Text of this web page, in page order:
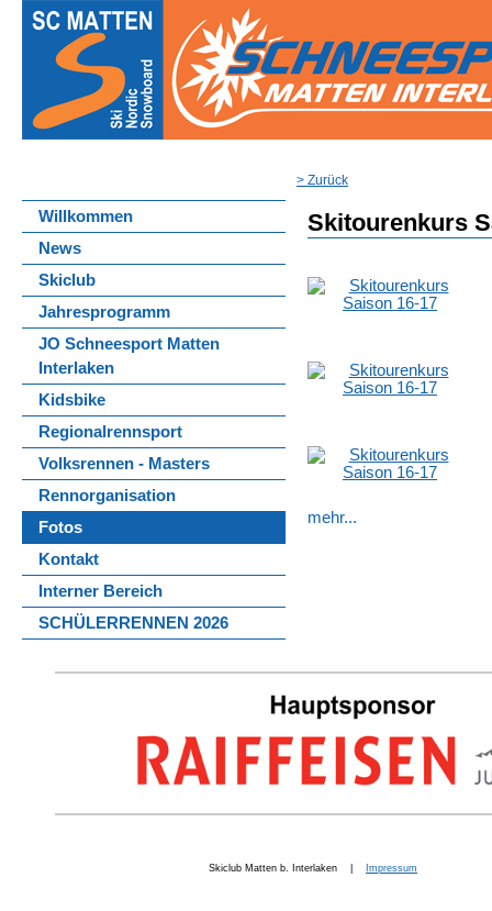
Willkommen
News
Skiclub
Jahresprogramm
JO Schneesport Matten
Interlaken
Kidsbike
Regionalrennsport
Volksrennen - Masters
Rennorganisation
Fotos
Kontakt
Interner Bereich
SCHÜLERRENNEN 2026
> Zurück
Skitourenkurs
mehr...
Skiclub Matten b. Interlaken | Impressum